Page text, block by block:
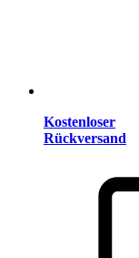
Kostenloser
Rückversand